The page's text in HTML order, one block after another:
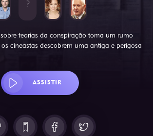
teorias da conspiração toma um rumo
os cineastas descobrem uma antiga e perigosa
ASSISTIR